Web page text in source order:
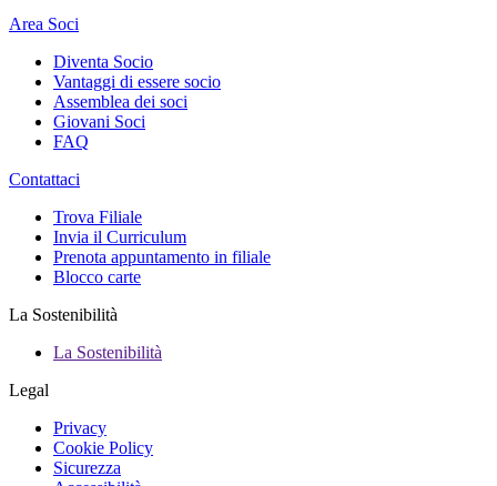
Area Soci
Diventa Socio
Vantaggi di essere socio
Assemblea dei soci
Giovani Soci
FAQ
Contattaci
Trova Filiale
Invia il Curriculum
Prenota appuntamento in filiale
Blocco carte
La Sostenibilità
La Sostenibilità
Legal
Privacy
Cookie Policy
Sicurezza